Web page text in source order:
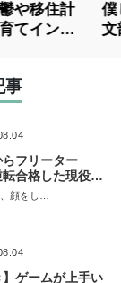
住計
ンタ
僕じゃ
文部科
事
フリーター
合格した現役医
験勉強に役立っ
顔をし…
】ゲームが上手い